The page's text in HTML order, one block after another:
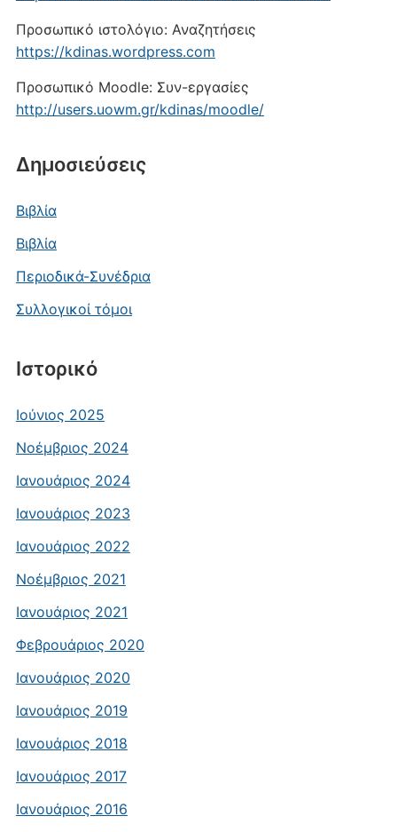
Προσωπικό ιστολόγιο: Αναζητήσεις
https://kdinas.wordpress.com
Προσωπικό Moodle: Συν-εργασίες
http://users.uowm.gr/kdinas/moodle/
Δημοσιεύσεις
Βιβλία
Βιβλία
Περιοδικά-Συνέδρια
Συλλογικοί τόμοι
Ιστορικό
Ιούνιος 2025
Νοέμβριος 2024
Ιανουάριος 2024
Ιανουάριος 2023
Ιανουάριος 2022
Νοέμβριος 2021
Ιανουάριος 2021
Φεβρουάριος 2020
Ιανουάριος 2020
Ιανουάριος 2019
Ιανουάριος 2018
Ιανουάριος 2017
Ιανουάριος 2016